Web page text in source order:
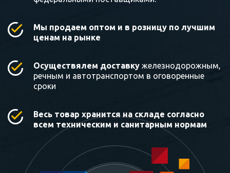
Мы продаем оптом и в розницу по лучшим
ценам на рынке
Осуществялем доставку железнодорожным,
речным и автотранспортом в оговоренные
сроки
Весь товар хранится на складе согласно
всем техническим и санитарным нормам